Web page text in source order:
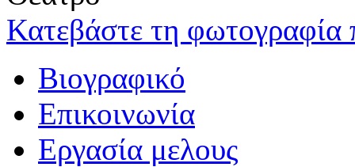
Κατεβάστε τη φωτογραφία
Βιογραφικό
Επικοινωνία
Εργασία μελους